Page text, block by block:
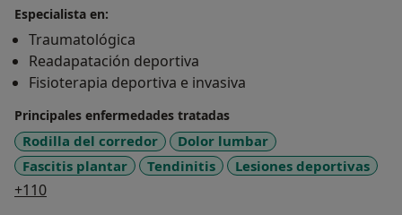
Especialista en:
Traumatológica
Readapatación deportiva
Fisioterapia deportiva e invasiva
Principales enfermedades tratadas
Rodilla del corredor
Dolor lumbar
Fascitis plantar
Tendinitis Lesiones deportivas
+110a11y_sr_more_diseases